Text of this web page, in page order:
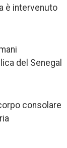
è intervenuto
del Senegal
consolare